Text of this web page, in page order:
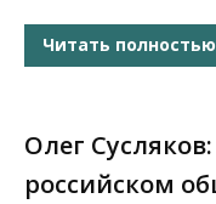
Читать полностью
Олег
российском